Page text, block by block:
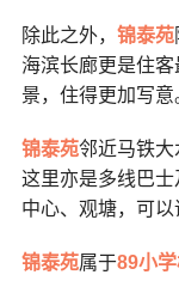
除此之外， 锦泰苑
海滨长廊更是住
景，住得更加写意
锦泰苑邻近马铁大
这里亦是多线巴
中心、观塘，可以
锦泰苑属于89小学